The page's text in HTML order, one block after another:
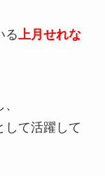
る上月せれな
して活躍して